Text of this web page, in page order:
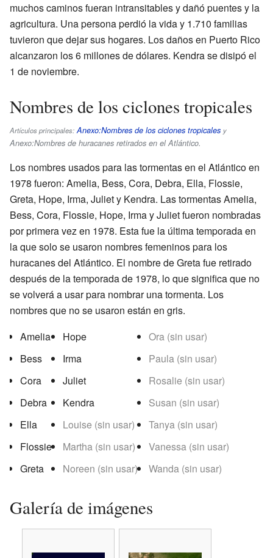
muchos caminos fueran intransitables y dañó puentes y la
agricultura. Una persona perdió la vida y 1.710 familias
tuvieron que dejar sus hogares. Los daños en Puerto Rico
alcanzaron los 6 millones de dólares. Kendra se disipó el
1 de noviembre.
Nombres de los ciclones tropicales
Artículos principales: Anexo:Nombres de los ciclones tropicales y
Anexo:Nombres de huracanes retirados en el Atlántico.
Los nombres usados para las tormentas en el Atlántico en
1978 fueron: Amelia, Bess, Cora, Debra, Ella, Flossie,
Greta, Hope, Irma, Juliet y Kendra. Las tormentas Amelia,
Bess, Cora, Flossie, Hope, Irma y Juliet fueron nombradas
por primera vez en 1978. Esta fue la última temporada en
la que solo se usaron nombres femeninos para los
huracanes del Atlántico. El nombre de Greta fue retirado
después de la temporada de 1978, lo que significa que no
se volverá a usar para nombrar una tormenta. Los
nombres que no se usaron están en gris.
Amelia
Bess
Cora
Debra
Ella
Flossie
Greta
Hope
Irma
Juliet
Kendra
Louise (sin usar)
Martha (sin usar)
Noreen (sin usar)
Ora (sin usar)
Paula (sin usar)
Rosalie (sin usar)
Susan (sin usar)
Tanya (sin usar)
Vanessa (sin usar)
Wanda (sin usar)
Galería de imágenes